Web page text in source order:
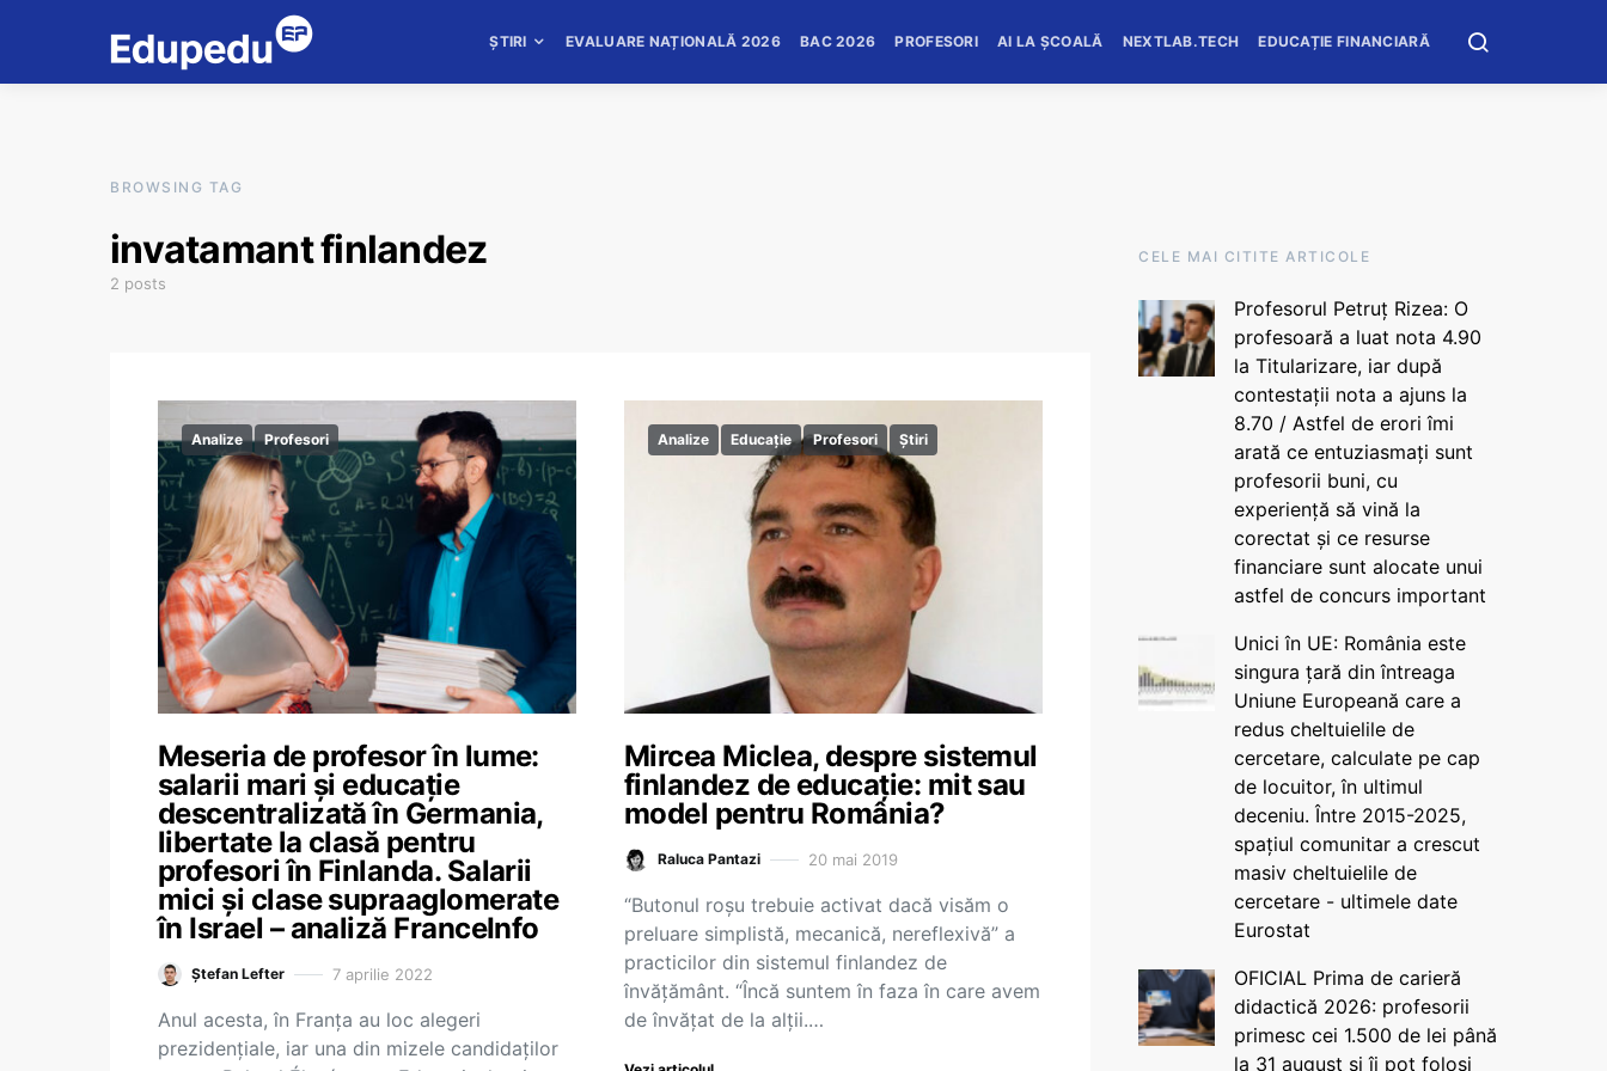
ȘTIRI EVALUARE NAȚIONALĂ 2026 BAC 2026 PROFESORI AI LA ȘCOALĂ NEXTLAB.TECH EDUCAȚIE FINANCIARĂ
BROWSING TAG
invatamant finlandez
2 posts
Analize Profesori
Meseria de profesor în lume:
salarii mari și educație
descentralizată în Germania,
libertate la clasă pentru
profesori în Finlanda. Salarii
mici și clase supraaglomerate
în Israel – analiză FranceInfo
Ștefan Lefter 7 aprilie 2022
Anul acesta, în Franța au loc alegeri
prezidențiale, iar una din mizele candidaților
Analize Educație Profesori Știri
Mircea Miclea, despre sistemul
finlandez de educație: mit sau
model pentru România?
Raluca Pantazi 20 mai 2019
“Butonul roșu trebuie activat dacă visăm o
preluare simplistă, mecanică, nereflexivă” a
practicilor din sistemul finlandez de
învățământ. “Încă suntem în faza în care avem
de învățat de la alții.…
CELE MAI CITITE ARTICOLE
Profesorul Petruț Rizea: O
profesoară a luat nota 4.90
la Titularizare, iar după
contestații nota a ajuns la
8.70 / Astfel de erori îmi
arată ce entuziasmați sunt
profesorii buni, cu
experiență să vină la
corectat și ce resurse
financiare sunt alocate unui
astfel de concurs important
Unici în UE: România este
singura țară din întreaga
Uniune Europeană care a
redus cheltuielile de
cercetare, calculate pe cap
de locuitor, în ultimul
deceniu. Între 2015-2025,
spațiul comunitar a crescut
masiv cheltuielile de
cercetare - ultimele date
Eurostat
OFICIAL Prima de carieră
didactică 2026: profesorii
primesc cei 1.500 de lei până
la 31 august și îi pot folosi